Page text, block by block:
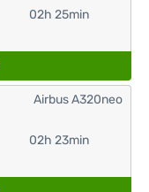
02h 25min
02h 23min
Airbus A320neo